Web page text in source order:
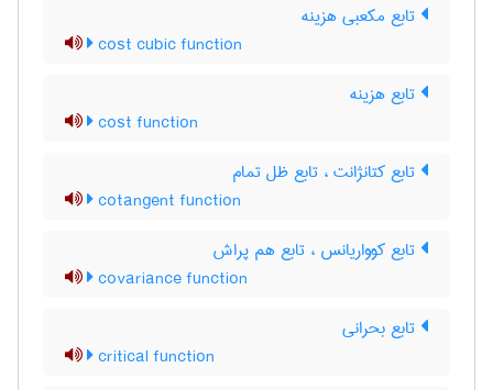
تابع مکعبی هزینه
cost cubic function
تابع هزینه
cost function
تابع کتانژانت ، تابع ظل تمام
cotangent function
تابع کوواریانس ، تابع هم پراش
covariance function
تابع بحرانی
critical function